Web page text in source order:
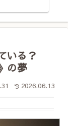
いる？
の夢
2026.06.13